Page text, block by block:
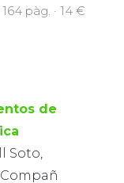
164 pàg. · 14 €
de
Soto,